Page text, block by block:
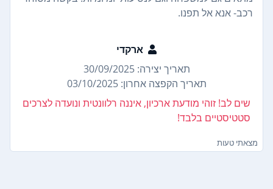
רכב- אנא אל תפנו.
ארקדי
תאריך יצירה: 30/09/2025
תאריך הקפצה אחרון: 03/10/2025
שים לב! זוהי מודעת ארכיון, איננה רלוונטית ונועדה לצרכים
סטטיסטיים בלבד!
מצאתי טעות